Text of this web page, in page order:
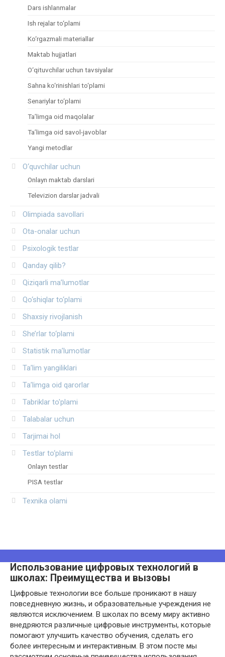
Dars ishlanmalar
Ish rejalar to‘plami
Ko‘rgazmali materiallar
Maktab hujjatlari
O‘qituvchilar uchun tavsiyalar
Sahna ko‘rinishlari to‘plami
Senariylar to‘plami
Ta’limga oid maqolalar
Ta’limga oid savol-javoblar
Yangi metodlar
O‘quvchilar uchun
Onlayn maktab darslari
Televizion darslar jadvali
Olimpiada savollari
Ota-onalar uchun
Psixologik testlar
Qanday qilib?
Qiziqarli ma’lumotlar
Qo‘shiqlar to‘plami
Shaxsiy rivojlanish
She’rlar to‘plami
Statistik ma’lumotlar
Ta’lim yangiliklari
Ta’limga oid qarorlar
Tabriklar to'plami
Talabalar uchun
Tarjimai hol
Testlar to‘plami
Onlayn testlar
PISA testlar
Texnika olami
Использование цифровых технологий в
школах: Преимущества и вызовы
Цифровые технологии все больше проникают в нашу
повседневную жизнь, и образовательные учреждения не
являются исключением. В школах по всему миру активно
внедряются различные цифровые инструменты, которые
помогают улучшить качество обучения, сделать его
более интересным и интерактивным. В этом посте мы